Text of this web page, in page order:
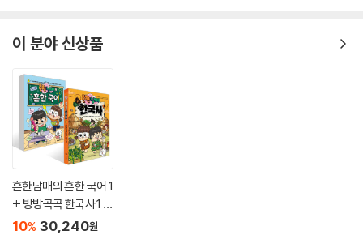
이 분야 신상품
흔한남매의 흔한 국어 1
+ 방방곡곡 한국사 1 세
트
10% 30,240원